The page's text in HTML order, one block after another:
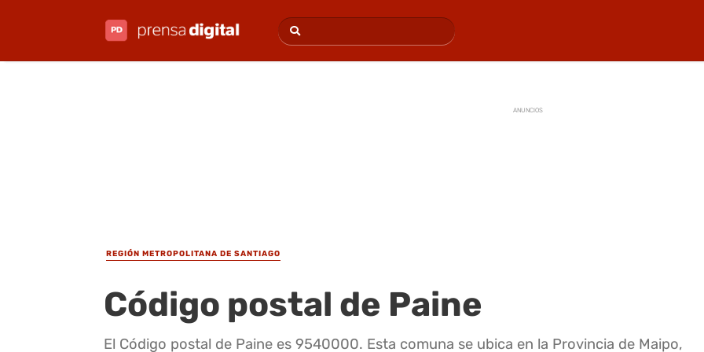
ANUNCIOS
REGIÓN METROPOLITANA DE SANTIAGO
Código postal de Paine
El Código postal de Paine es 9540000. Esta comuna se ubica en la Provincia de Maipo,